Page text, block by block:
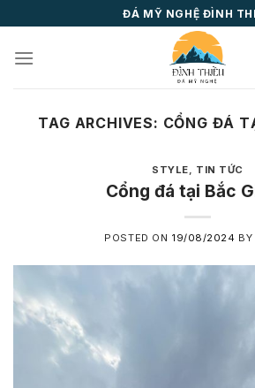
to
content
ĐÁ MỸ NGHỆ ĐÌNH
TAG ARCHIVES: CỔNG ĐÁ
STYLE, TIN TỨC
Cổng đá tại Bắc
POSTED ON 19/08/2024 BY